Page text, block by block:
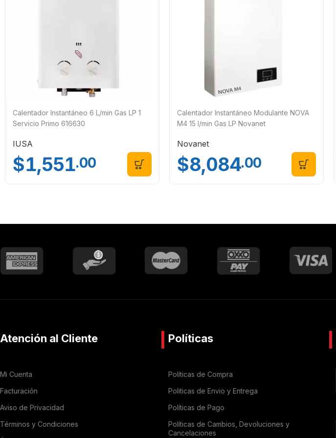
Calentador Instantáneo 6 L/min Gas LP 1
Servicio Primo 616630
IUSA
$1,551.00
Calentador Instantáneo Modulante NOVA
M4 15 l/min Gas LP Novanet
Novanet
$8,084.00
Atención al Cliente
Mi Cuenta
Facturación
Aviso de Privacidad
Términos y Condiciones
Políticas
Políticas de Compra
Politicas de Envio y Entrega
Políticas de Pago
Políticas de Cambios, Devoluciones y
Cancelaciones